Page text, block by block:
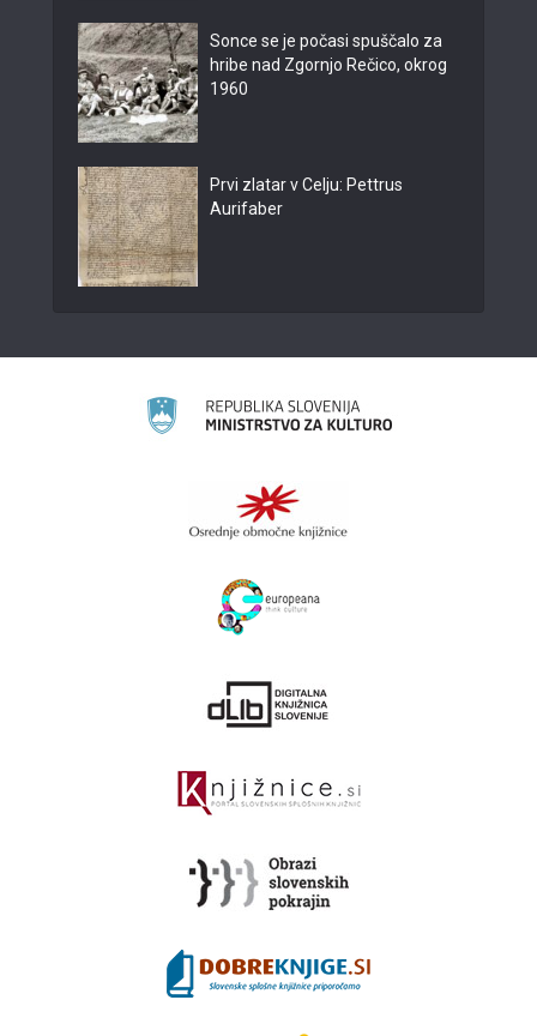
Sonce se je počasi spuščalo za
hribe nad Zgornjo Rečico, okrog
1960
Prvi zlatar v Celju: Pettrus
Aurifaber